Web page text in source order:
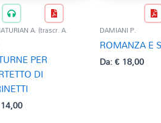
A. (trascr. A.
PER
DI
14,00
DAMIANI P.
ROMANZA E
Da:€18,00